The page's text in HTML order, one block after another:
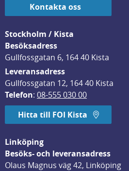
Kontakta oss
Stockholm / Kista
Besöksadress
Gullfossgatan 6, 164 40 Kista
Leveransadress
Gullfossgatan 12, 164 40 Kista
Telefon: 08-555 030 00
Hitta till FOI Kista
Linköping
Besöks- och leveransadress
Olaus Magnus väg 42, Linköping